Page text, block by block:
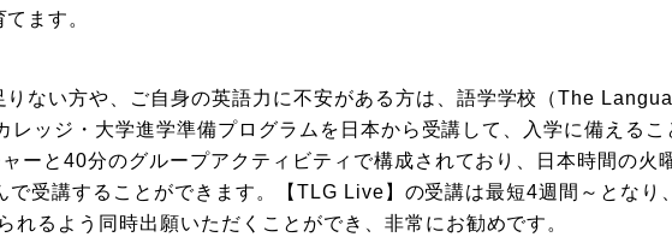
ます。
りない方や、ご自身の英語力に不安がある方は、語学学校（The
レッジ・大学進学準備プログラムを日本から受講して、入学に備える
ーと40分のグループアクティビティで構成されており、日本時間の火
で受講することができます。【TLG Live】の受講は最短4週間～となり
れるよう同時出願いただくことができ、非常にお勧めです。